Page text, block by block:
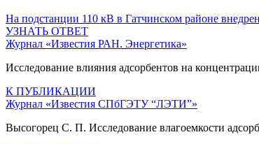
На подстанции 110 кВ в Гатчинском районе
УЗНАТЬ ОТВЕТ
Журнал «Известия РАН. Энергетика»
Исследование влияния адсорбентов на
К ПУБЛИКАЦИИ
Журнал «Известия СПбГЭТУ “ЛЭТИ”»
Высогорец С. П. Исследование влагоемкости